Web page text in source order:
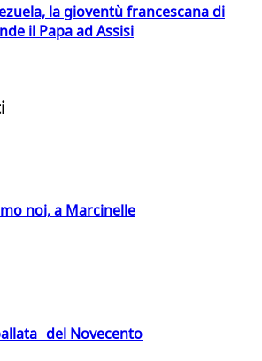
la gioventù francescana di
il Papa ad Assisi
noi, a Marcinelle
del Novecento